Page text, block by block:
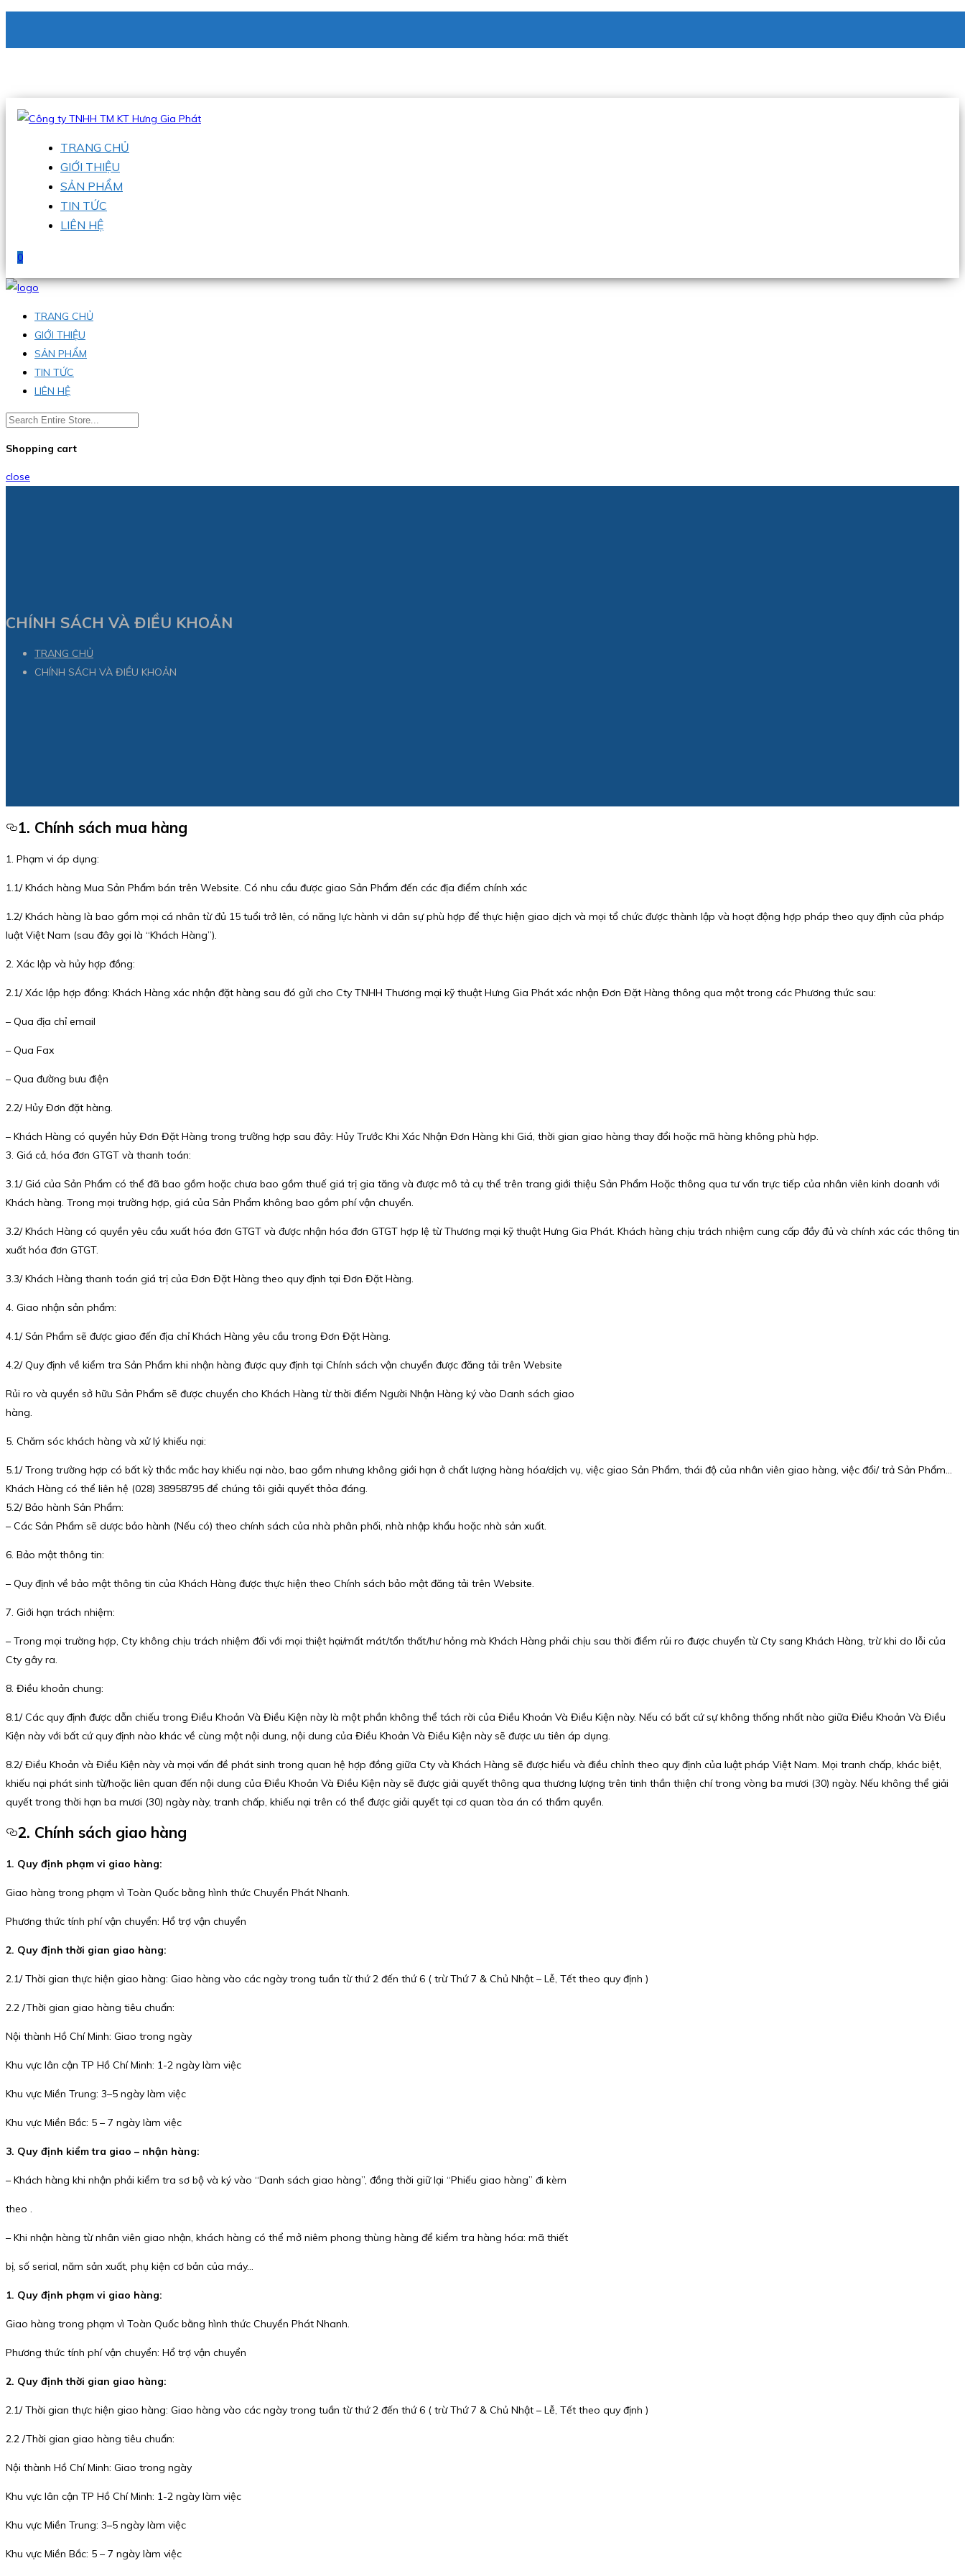
Hotline:0938 336 079
TRANG CHỦ
GIỚI THIỆU
SẢN PHẨM
TIN TỨC
LIÊN HỆ
0
TRANG CHỦ
GIỚI THIỆU
SẢN PHẨM
TIN TỨC
LIÊN HỆ
Shopping cart
close
CHÍNH SÁCH VÀ ĐIỀU KHOẢN
TRANG CHỦ
CHÍNH SÁCH VÀ ĐIỀU KHOẢN
1. Chính sách mua hàng
1. Phạm vi áp dụng:
1.1/ Khách hàng Mua Sản Phẩm bán trên Website. Có nhu cầu được giao Sản Phẩm đến các địa điểm chính xác
1.2/ Khách hàng là bao gồm mọi cá nhân từ đủ 15 tuổi trở lên, có năng lực hành vi dân sự phù hợp để thực hiện giao dịch và mọi tổ chức được thành lập và hoạt động hợp pháp theo quy định của pháp
luật Việt Nam (sau đây gọi là “Khách Hàng”).
2. Xác lập và hủy hợp đồng:
2.1/ Xác lập hợp đồng: Khách Hàng xác nhận đặt hàng sau đó gửi cho Cty TNHH Thương mại kỹ thuật Hưng Gia Phát xác nhận Đơn Đặt Hàng thông qua một trong các Phương thức sau:
– Qua địa chỉ email
– Qua Fax
– Qua đường bưu điện
2.2/ Hủy Đơn đặt hàng.
– Khách Hàng có quyền hủy Đơn Đặt Hàng trong trường hợp sau đây: Hủy Trước Khi Xác Nhận Đơn Hàng khi Giá, thời gian giao hàng thay đổi hoặc mã hàng không phù hợp.
3. Giá cả, hóa đơn GTGT và thanh toán:
3.1/ Giá của Sản Phẩm có thể đã bao gồm hoặc chưa bao gồm thuế giá trị gia tăng và được mô tả cụ thể trên trang giới thiệu Sản Phẩm Hoặc thông qua tư vấn trực tiếp của nhân viên kinh doanh với
Khách hàng. Trong mọi trường hợp, giá của Sản Phẩm không bao gồm phí vận chuyển.
3.2/ Khách Hàng có quyền yêu cầu xuất hóa đơn GTGT và được nhận hóa đơn GTGT hợp lệ từ Thương mại kỹ thuật Hưng Gia Phát. Khách hàng chịu trách nhiệm cung cấp đầy đủ và chính xác các thông tin
xuất hóa đơn GTGT.
3.3/ Khách Hàng thanh toán giá trị của Đơn Đặt Hàng theo quy định tại Đơn Đặt Hàng.
4. Giao nhận sản phẩm:
4.1/ Sản Phẩm sẽ được giao đến địa chỉ Khách Hàng yêu cầu trong Đơn Đặt Hàng.
4.2/ Quy định về kiểm tra Sản Phẩm khi nhận hàng được quy định tại Chính sách vận chuyển được đăng tải trên Website
Rủi ro và quyền sở hữu Sản Phẩm sẽ được chuyển cho Khách Hàng từ thời điểm Người Nhận Hàng ký vào Danh sách giao
hàng.
5. Chăm sóc khách hàng và xử lý khiếu nại:
5.1/ Trong trường hợp có bất kỳ thắc mắc hay khiếu nại nào, bao gồm nhưng không giới hạn ở chất lượng hàng hóa/dịch vụ, việc giao Sản Phẩm, thái độ của nhân viên giao hàng, việc đổi/ trả Sản Phẩm…
Khách Hàng có thể liên hệ (028) 38958795 để chúng tôi giải quyết thỏa đáng.
5.2/ Bảo hành Sản Phẩm:
– Các Sản Phẩm sẽ dược bảo hành (Nếu có) theo chính sách của nhà phân phối, nhà nhập khẩu hoặc nhà sản xuất.
6. Bảo mật thông tin:
– Quy định về bảo mật thông tin của Khách Hàng được thực hiện theo Chính sách bảo mật đăng tải trên Website.
7. Giới hạn trách nhiệm:
– Trong mọi trường hợp, Cty không chịu trách nhiệm đối với mọi thiệt hại/mất mát/tổn thất/hư hỏng mà Khách Hàng phải chịu sau thời điểm rủi ro được chuyển từ Cty sang Khách Hàng, trừ khi do lỗi của
Cty gây ra.
8. Điều khoản chung:
8.1/ Các quy định được dẫn chiếu trong Điều Khoản Và Điều Kiện này là một phần không thể tách rời của Điều Khoản Và Điều Kiện này. Nếu có bất cứ sự không thống nhất nào giữa Điều Khoản Và Điều
Kiện này với bất cứ quy định nào khác về cùng một nội dung, nội dung của Điều Khoản Và Điều Kiện này sẽ được ưu tiên áp dụng.
8.2/ Điều Khoản và Điều Kiện này và mọi vấn đề phát sinh trong quan hệ hợp đồng giữa Cty và Khách Hàng sẽ được hiểu và điều chỉnh theo quy định của luật pháp Việt Nam. Mọi tranh chấp, khác biệt,
khiếu nại phát sinh từ/hoặc liên quan đến nội dung của Điều Khoản Và Điều Kiện này sẽ được giải quyết thông qua thương lượng trên tinh thần thiện chí trong vòng ba mươi (30) ngày. Nếu không thể giải
quyết trong thời hạn ba mươi (30) ngày này, tranh chấp, khiếu nại trên có thể được giải quyết tại cơ quan tòa án có thẩm quyền.
2. Chính sách giao hàng
1. Quy định phạm vi giao hàng:
Giao hàng trong phạm vì Toàn Quốc bằng hình thức Chuyển Phát Nhanh.
Phương thức tính phí vận chuyển: Hổ trợ vận chuyển
2. Quy định thời gian giao hàng:
2.1/ Thời gian thực hiện giao hàng: Giao hàng vào các ngày trong tuần từ thứ 2 đến thứ 6 ( trừ Thứ 7 & Chủ Nhật – Lễ, Tết theo quy định )
2.2 /Thời gian giao hàng tiêu chuẩn:
Nội thành Hồ Chí Minh: Giao trong ngày
Khu vực lân cận TP Hồ Chí Minh: 1-2 ngày làm việc
Khu vực Miền Trung: 3–5 ngày làm việc
Khu vực Miền Bắc: 5 – 7 ngày làm việc
3. Quy định kiểm tra giao – nhận hàng:
– Khách hàng khi nhận phải kiểm tra sơ bộ và ký vào “Danh sách giao hàng”, đồng thời giữ lại “Phiếu giao hàng” đi kèm
theo .
– Khi nhận hàng từ nhân viên giao nhận, khách hàng có thể mở niêm phong thùng hàng để kiểm tra hàng hóa: mã thiết
bị, số serial, năm sản xuất, phụ kiện cơ bản của máy…
1. Quy định phạm vi giao hàng:
Giao hàng trong phạm vì Toàn Quốc bằng hình thức Chuyển Phát Nhanh.
Phương thức tính phí vận chuyển: Hổ trợ vận chuyển
2. Quy định thời gian giao hàng:
2.1/ Thời gian thực hiện giao hàng: Giao hàng vào các ngày trong tuần từ thứ 2 đến thứ 6 ( trừ Thứ 7 & Chủ Nhật – Lễ, Tết theo quy định )
2.2 /Thời gian giao hàng tiêu chuẩn:
Nội thành Hồ Chí Minh: Giao trong ngày
Khu vực lân cận TP Hồ Chí Minh: 1-2 ngày làm việc
Khu vực Miền Trung: 3–5 ngày làm việc
Khu vực Miền Bắc: 5 – 7 ngày làm việc